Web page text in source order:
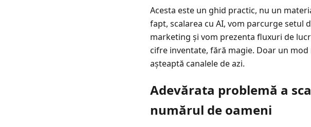
Acesta este un ghid practic, nu un
fapt, scalarea cu AI, vom parcurge setul
marketing și vom prezenta fluxuri de
cifre inventate, fără magie. Doar un
așteaptă canalele de azi.
Adevărata problemă a
numărul de oameni